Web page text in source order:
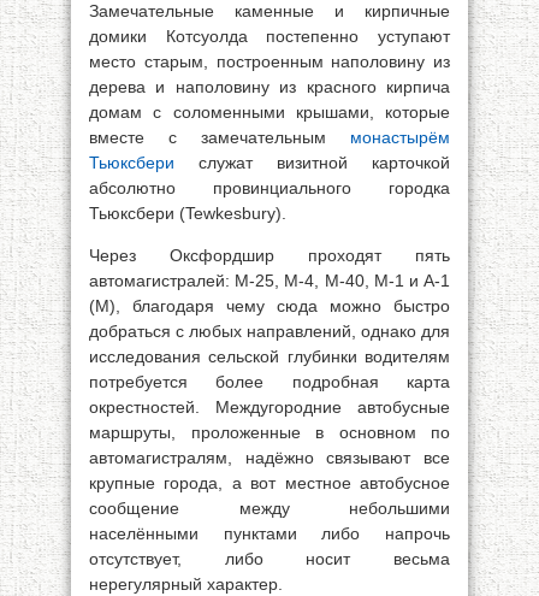
Замечательные каменные и кирпичные
домики Котсуолда постепенно уступают
место старым, построенным наполовину из
дерева и наполовину из красного кирпича
домам с соломенными крышами, которые
вместе с замечательным монастырём
Тьюксбери служат визитной карточкой
абсолютно провинциального городка
Тьюксбери (Tewkesbury).
Через Оксфордшир проходят пять
автомагистралей: М-25, М-4, М-40, M-1 и А-1
(М), благодаря чему сюда можно быстро
добраться с любых направлений, однако для
исследования сельской глубинки водителям
потребуется более подробная карта
окрестностей. Междугородние автобусные
маршруты, проложенные в основном по
автомагистралям, надёжно связывают все
крупные города, а вот местное автобусное
сообщение между небольшими
населёнными пунктами либо напрочь
отсутствует, либо носит весьма
нерегулярный характер.